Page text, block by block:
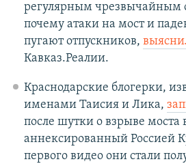
регулярным чрезвычайным
почему атаки на мост и
пугают отпускников,
Кавказ.Реалии.
Краснодарские блогерки,
именами Таисия и Лика,
после шутки о взрыве моста
аннексированный Россией
первого видео они стали